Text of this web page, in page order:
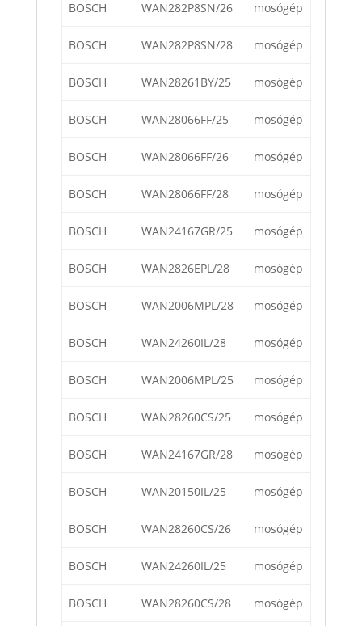
BOSCH WAN282P8SN/26 mosógép
BOSCH WAN282P8SN/28 mosógép
BOSCH WAN28261BY/25 mosógép
BOSCH WAN28066FF/25 mosógép
BOSCH WAN28066FF/26 mosógép
BOSCH WAN28066FF/28 mosógép
BOSCH WAN24167GR/25 mosógép
BOSCH WAN2826EPL/28 mosógép
BOSCH WAN2006MPL/28 mosógép
BOSCH WAN24260IL/28 mosógép
BOSCH WAN2006MPL/25 mosógép
BOSCH WAN28260CS/25 mosógép
BOSCH WAN24167GR/28 mosógép
BOSCH WAN20150IL/25 mosógép
BOSCH WAN28260CS/26 mosógép
BOSCH WAN24260IL/25 mosógép
BOSCH WAN28260CS/28 mosógép